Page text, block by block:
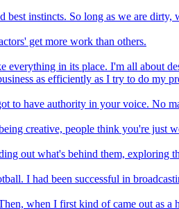
instincts. So long as we are dirty,
get more work than others.
everything in its place. I'm all about
as efficiently as I try to do my
to have authority in your voice. No
creative, people think you're just
out what's behind them, exploring
I had been successful in
when I first kind of came out as